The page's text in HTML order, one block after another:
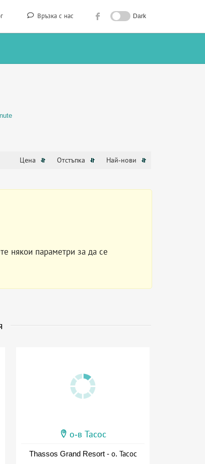
Връзка с нас Dark
Цена Отстъпка Най-нови
някои параметри за да се
о-в Тасос
Thassos Grand Resort - о. Тасос